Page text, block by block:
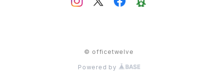
© officetwelve
Powered by